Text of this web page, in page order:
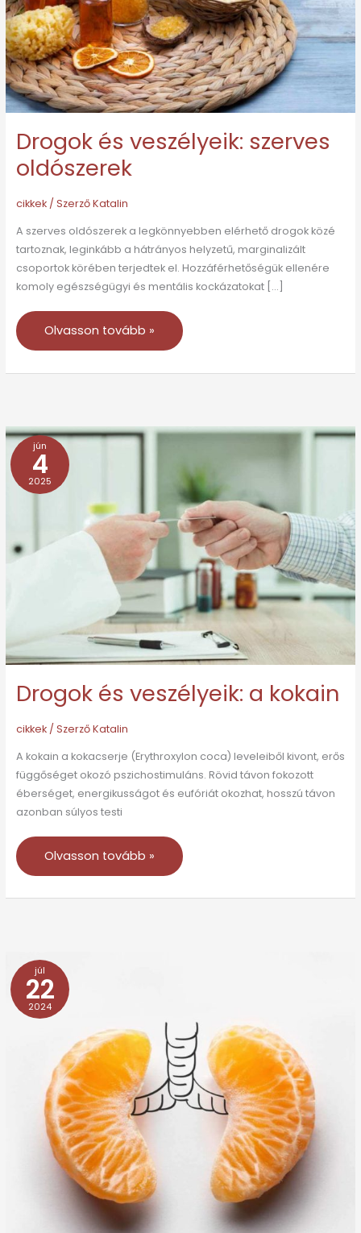
Drogok és veszélyeik: szerves
oldószerek
cikkek/ SzerzőKatalin
A szerves oldószerek a legkönnyebben elérhető drogok közé
tartoznak, leginkább a hátrányos helyzetű, marginalizált
csoportok körében terjedtek el. Hozzáférhetőségük ellenére
komoly egészségügyi és mentális kockázatokat […]
Olvasson tovább »
jún
4
2025
Drogok és veszélyeik: a kokain
cikkek/ SzerzőKatalin
A kokain a kokacserje (Erythroxylon coca) leveleiből kivont, erős
függőséget okozó pszichostimuláns. Rövid távon fokozott
éberséget, energikusságot és eufóriát okozhat, hosszú távon
azonban súlyos testi
Drogok
és
veszélyeik:
kokain
Olvasson tovább »
júl
22
2024
Szorongásoldók,
nyugtatók
és
altatók
Működésük
és
veszélyeik